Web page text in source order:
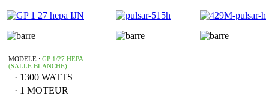
MODELE : GP 1/27 HEPA
(SALLE BLANCHE)
· 1300 WATTS
· 1 MOTEUR